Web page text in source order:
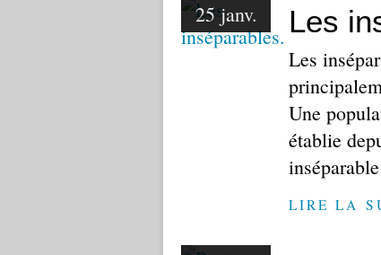
25 janv. Les
Les
Une
établie
LIRE LA